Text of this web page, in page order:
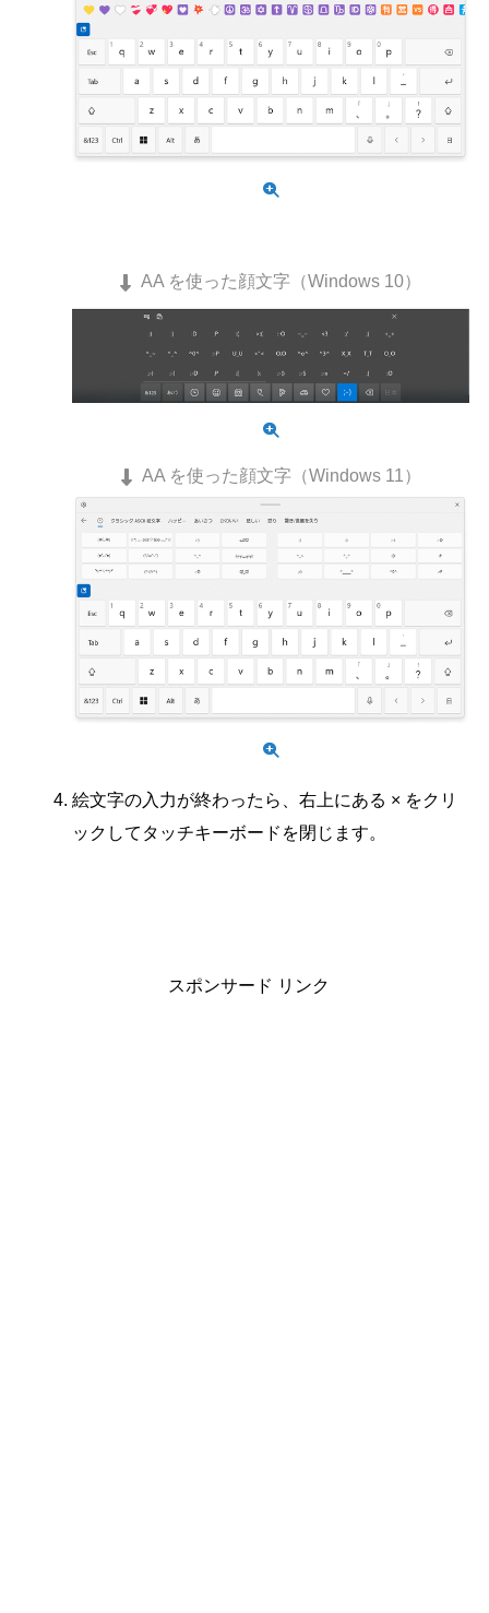
AA を使った顔文字（Windows 10）
AA を使った顔文字（Windows 11）
絵文字の入力が終わったら、右上にある × をクリ
ックしてタッチキーボードを閉じます。
スポンサード リンク